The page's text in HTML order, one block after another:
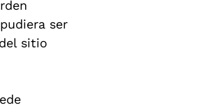
ser
sitio